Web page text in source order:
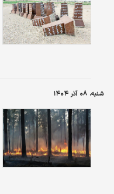
شنبه، ۰۸ آذر ۱۴۰۴